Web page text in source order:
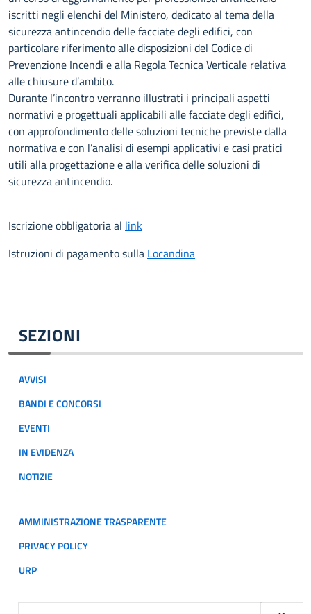
SEZIONI
AVVISI
BANDI E CONCORSI
EVENTI
IN EVIDENZA
NOTIZIE
AMMINISTRAZIONE TRASPARENTE
PRIVACY POLICY
URP
iscritti negli elenchi del Ministero, dedicato al tema della
sicurezza antincendio delle facciate degli edifici, con
particolare riferimento alle disposizioni del Codice di
Prevenzione Incendi e alla Regola Tecnica Verticale relativa
alle chiusure d’ambito.
Durante l’incontro verranno illustrati i principali aspetti
normativi e progettuali applicabili alle facciate degli edifici,
con approfondimento delle soluzioni tecniche previste dalla
normativa e con l’analisi di esempi applicativi e casi pratici
utili alla progettazione e alla verifica delle soluzioni di
sicurezza antincendio.
Iscrizione obbligatoria al link
Istruzioni di pagamento sulla Locandina